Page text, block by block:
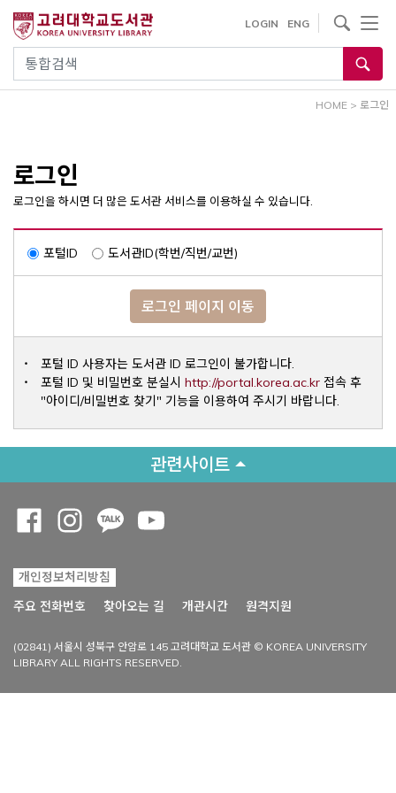
건
통합검색
LOGIN ENG
사이트내 검색
HOME > 로그인
로그인
로그인을 하시면 더 많은 도서관 서비스를 이용하실 수 있습니다.
포털ID 도서관ID(학번/직번/교번)
로그인 페이지 이동
포털 ID 사용자는 도서관 ID 로그인이 불가합니다.
포털 ID 및 비밀번호 분실시 http://portal.korea.ac.krOpens a
접속 후
"아이디/비밀번호 찾기" 기능을 이용하여 주시기 바랍니다.
관련사이트
개인정보처리방침
주요 전화번호
찾아오는 길 개관시간 원격지원
(02841) 서울시 성북구 안암로 145 고려대학교 도서관 © KOREA UNIVERSITY
LIBRARY ALL RIGHTS RESERVED.
Opens a new window
Opens a new window
Opens a new window